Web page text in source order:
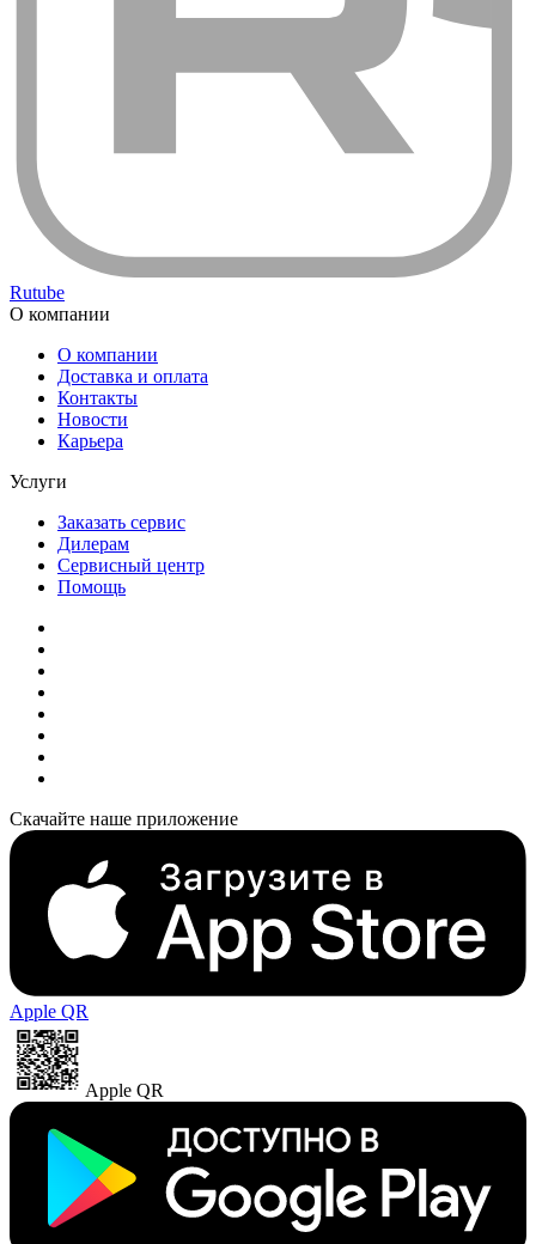
Rutube
О компании
О компании
Доставка и оплата
Контакты
Новости
Карьера
Услуги
Заказать сервис
Дилерам
Сервисный центр
Помощь
Скачайте наше приложение
Apple QR
Apple QR